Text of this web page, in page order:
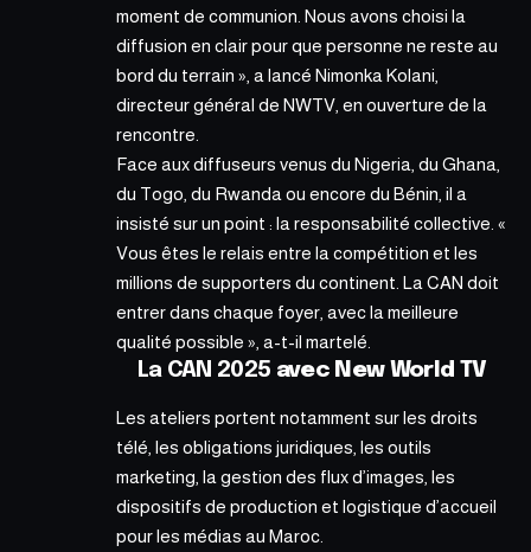
moment de communion. Nous avons choisi la
diffusion en clair pour que personne ne reste au
bord du terrain », a lancé Nimonka Kolani,
directeur général de NWTV, en ouverture de la
rencontre.
Face aux diffuseurs venus du Nigeria, du Ghana,
du Togo, du Rwanda ou encore du Bénin, il a
insisté sur un point : la responsabilité collective. «
Vous êtes le relais entre la compétition et les
millions de supporters du continent. La CAN doit
entrer dans chaque foyer, avec la meilleure
qualité possible », a-t-il martelé.
La CAN 2025 avec New World TV
Les ateliers portent notamment sur les droits
télé, les obligations juridiques, les outils
marketing, la gestion des flux d’images, les
dispositifs de production et logistique d’accueil
pour les médias au Maroc.